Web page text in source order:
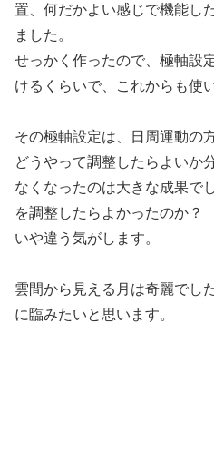
置、何だかよい感じで機能し
ました。
せっかく作ったので、極軸設
けるくらいで、これからも使
その極軸設定は、日周運動の
どうやって調整したらよいか
なくなったのは大きな成果で
を調整したらよかったのか？
いや違う気がします。
雲間から見える月は奇麗でし
に臨みたいと思います。